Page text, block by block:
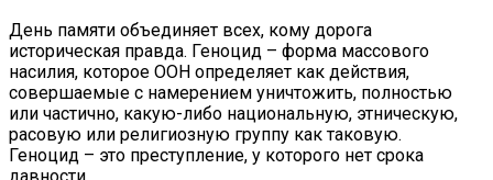
День памяти объединяет всех, кому дорога
историческая правда. Геноцид – форма массового
насилия, которое ООН определяет как действия,
совершаемые с намерением уничтожить, полностью
или частично, какую-либо национальную, этническую,
расовую или религиозную группу как таковую.
Геноцид – это преступление, у которого нет срока
давности.